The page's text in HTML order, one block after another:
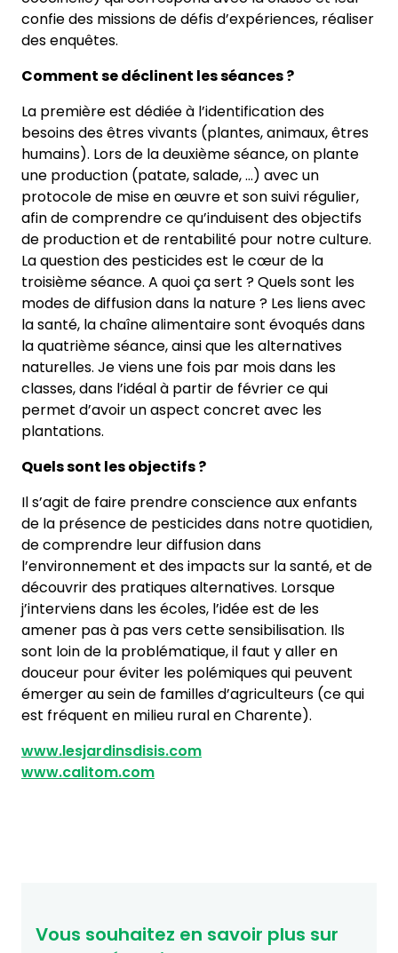
confie des missions de défis d’expériences, réaliser
des enquêtes.
Comment se déclinent les séances ?
La première est dédiée à l’identification des
besoins des êtres vivants (plantes, animaux, êtres
humains). Lors de la deuxième séance, on plante
une production (patate, salade, …) avec un
protocole de mise en œuvre et son suivi régulier,
afin de comprendre ce qu’induisent des objectifs
de production et de rentabilité pour notre culture.
La question des pesticides est le cœur de la
troisième séance. A quoi ça sert ? Quels sont les
modes de diffusion dans la nature ? Les liens avec
la santé, la chaîne alimentaire sont évoqués dans
la quatrième séance, ainsi que les alternatives
naturelles. Je viens une fois par mois dans les
classes, dans l’idéal à partir de février ce qui
permet d’avoir un aspect concret avec les
plantations.
Quels sont les objectifs ?
Il s’agit de faire prendre conscience aux enfants
de la présence de pesticides dans notre quotidien,
de comprendre leur diffusion dans
l’environnement et des impacts sur la santé, et de
découvrir des pratiques alternatives. Lorsque
j’interviens dans les écoles, l’idée est de les
amener pas à pas vers cette sensibilisation. Ils
sont loin de la problématique, il faut y aller en
douceur pour éviter les polémiques qui peuvent
émerger au sein de familles d’agriculteurs (ce qui
est fréquent en milieu rural en Charente).
www.lesjardinsdisis.com
www.calitom.com
Vous souhaitez en savoir plus sur